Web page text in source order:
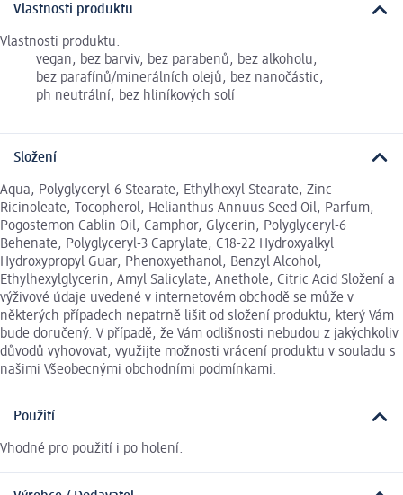
Vlastnosti produktu
Vlastnosti produktu:
vegan, bez barviv, bez parabenů, bez alkoholu,
bez parafínů/minerálních olejů, bez nanočástic,
ph neutrální, bez hliníkových solí
Složení
Aqua, Polyglyceryl-6 Stearate, Ethylhexyl Stearate, Zinc
Ricinoleate, Tocopherol, Helianthus Annuus Seed Oil, Parfum,
Pogostemon Cablin Oil, Camphor, Glycerin, Polyglyceryl-6
Behenate, Polyglyceryl-3 Caprylate, C18-22 Hydroxyalkyl
Hydroxypropyl Guar, Phenoxyethanol, Benzyl Alcohol,
Ethylhexylglycerin, Amyl Salicylate, Anethole, Citric Acid Složení a
výživové údaje uvedené v internetovém obchodě se může v
některých případech nepatrně lišit od složení produktu, který Vám
bude doručený. V případě, že Vám odlišnosti nebudou z jakýchkoliv
důvodů vyhovovat, využijte možnosti vrácení produktu v souladu s
našimi Všeobecnými obchodními podmínkami.
Použití
Vhodné pro použití i po holení.